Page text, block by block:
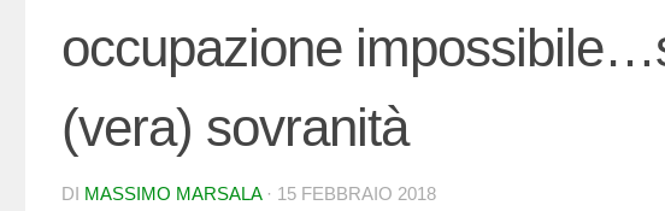
occupazione
(vera) sovranità
DI MASSIMO MARSALA · 15 FEBBRAIO 2018